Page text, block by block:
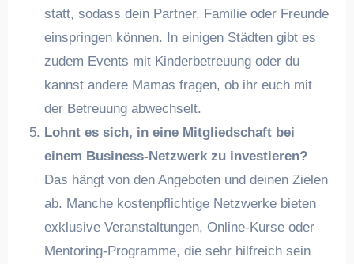
statt, sodass dein Partner, Familie oder Freunde
einspringen können. In einigen Städten gibt es
zudem Events mit Kinderbetreuung oder du
kannst andere Mamas fragen, ob ihr euch mit
der Betreuung abwechselt.
Lohnt es sich, in eine Mitgliedschaft bei
einem Business-Netzwerk zu investieren?
Das hängt von den Angeboten und deinen Zielen
ab. Manche kostenpflichtige Netzwerke bieten
exklusive Veranstaltungen, Online-Kurse oder
Mentoring-Programme, die sehr hilfreich sein